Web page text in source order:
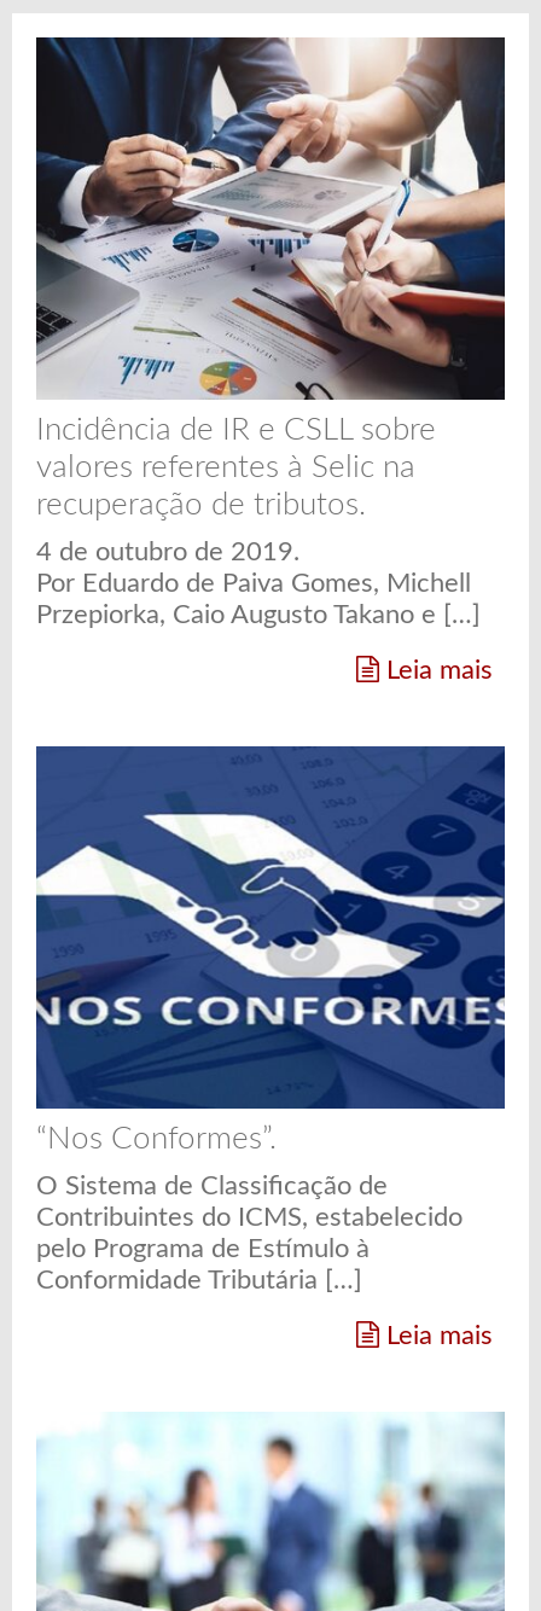
Incidência de IR e CSLL sobre
valores referentes à Selic na
recuperação de tributos.
4 de outubro de 2019.
Por Eduardo de Paiva Gomes, Michell
Przepiorka, Caio Augusto Takano e […]
Leia mais
“Nos Conformes”.
O Sistema de Classificação de
Contribuintes do ICMS, estabelecido
pelo Programa de Estímulo à
Conformidade Tributária […]
Leia mais